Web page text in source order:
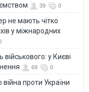
39 0
не мають чітко
у міжнародних
військового: у Києві
69 0
проти України